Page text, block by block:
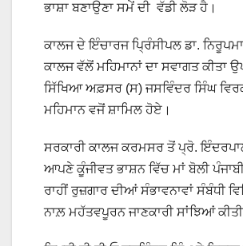
ਭਾਸ਼ਾ ਬਣਾਉਣਾ ਸਮੇਂ ਦੀ ਵੱਡੀ ਲੋੜ ਹੈ।
ਕਾਲਜ ਦੇ ਇੰਚਾਰਜ ਪ੍ਰਿੰਸੀਪਲ ਡਾ.
ਕਾਲਜ ਵੱਲੋਂ ਮਹਿਮਾਨਾਂ ਦਾ ਸਵਾਗਤ ਕੀਤਾ
ਸਿੱਖਿਆ ਅਫ਼ਸਰ (ਸ) ਜਸਵਿੰਦਰ ਸਿੰਘ
ਮਹਿਮਾਨ ਵਜੋਂ ਸ਼ਾਮਿਲ ਹੋਏ।
ਸਰਕਾਰੀ ਕਾਲਜ ਕਰਮਸਰ ਤੋਂ ਪ੍ਰੋ.
ਆਪਣੇ ਕੂੰਜੀਵਤ ਭਾਸ਼ਨ ਵਿੱਚ ਮਾਂ ਬੋਲੀ
ਰਾਹੀਂ ਰੁਜ਼ਗਾਰ ਦੀਆਂ ਸੰਭਾਵਨਾਵਾਂ ਸੰਬੰਧੀ
ਨਾਲ਼ ਮਹੱਤਵਪੂਰਨ ਜਾਣਕਾਰੀ ਸਾਂਝਿਆਂ